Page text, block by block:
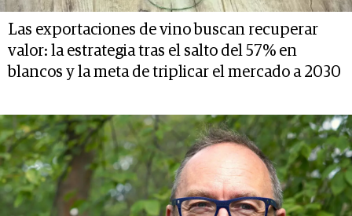
Las exportaciones de vino buscan recuperar
valor: la estrategia tras el salto del 57% en
blancos y la meta de triplicar el mercado a 2030